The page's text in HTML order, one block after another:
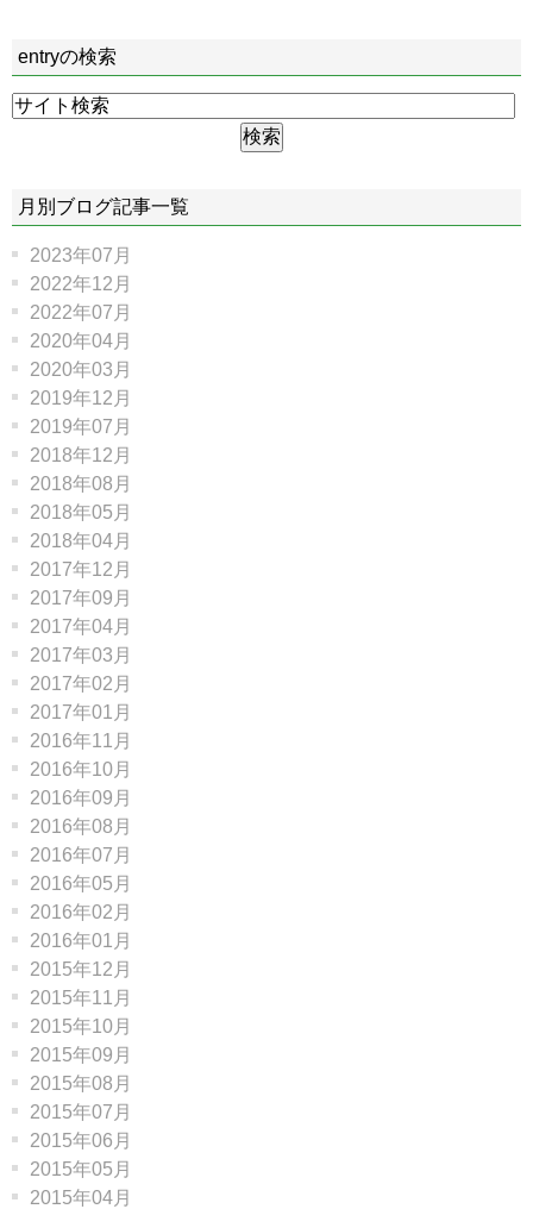
entryの検索
月別ブログ記事一覧
2023年07月
2022年12月
2022年07月
2020年04月
2020年03月
2019年12月
2019年07月
2018年12月
2018年08月
2018年05月
2018年04月
2017年12月
2017年09月
2017年04月
2017年03月
2017年02月
2017年01月
2016年11月
2016年10月
2016年09月
2016年08月
2016年07月
2016年05月
2016年02月
2016年01月
2015年12月
2015年11月
2015年10月
2015年09月
2015年08月
2015年07月
2015年06月
2015年05月
2015年04月